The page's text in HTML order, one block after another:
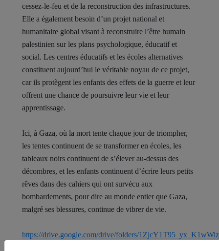
cessez-le-feu et de la reconstruction des infrastructures.
Elle a également besoin d’un projet national et
humanitaire global visant à reconstruire l’être humain
palestinien sur les plans psychologique, éducatif et
social. Les centres éducatifs et les écoles alternatives
constituent aujourd’hui le véritable noyau de ce projet,
car ils protègent les enfants des effets de la guerre et leur
offrent une chance de poursuivre leur vie et leur
apprentissage.
Ici, à Gaza, où la mort tente chaque jour de triompher,
les tentes continuent de se transformer en écoles, les
tableaux noirs continuent de s’élever au-dessus des
décombres, et les enfants continuent d’écrire leurs petits
rêves dans des cahiers qui ont survécu aux
bombardements, pour dire au monde entier que Gaza,
malgré ses blessures, continue de vibrer de vie.
https://drive.google.com/drive/folders/